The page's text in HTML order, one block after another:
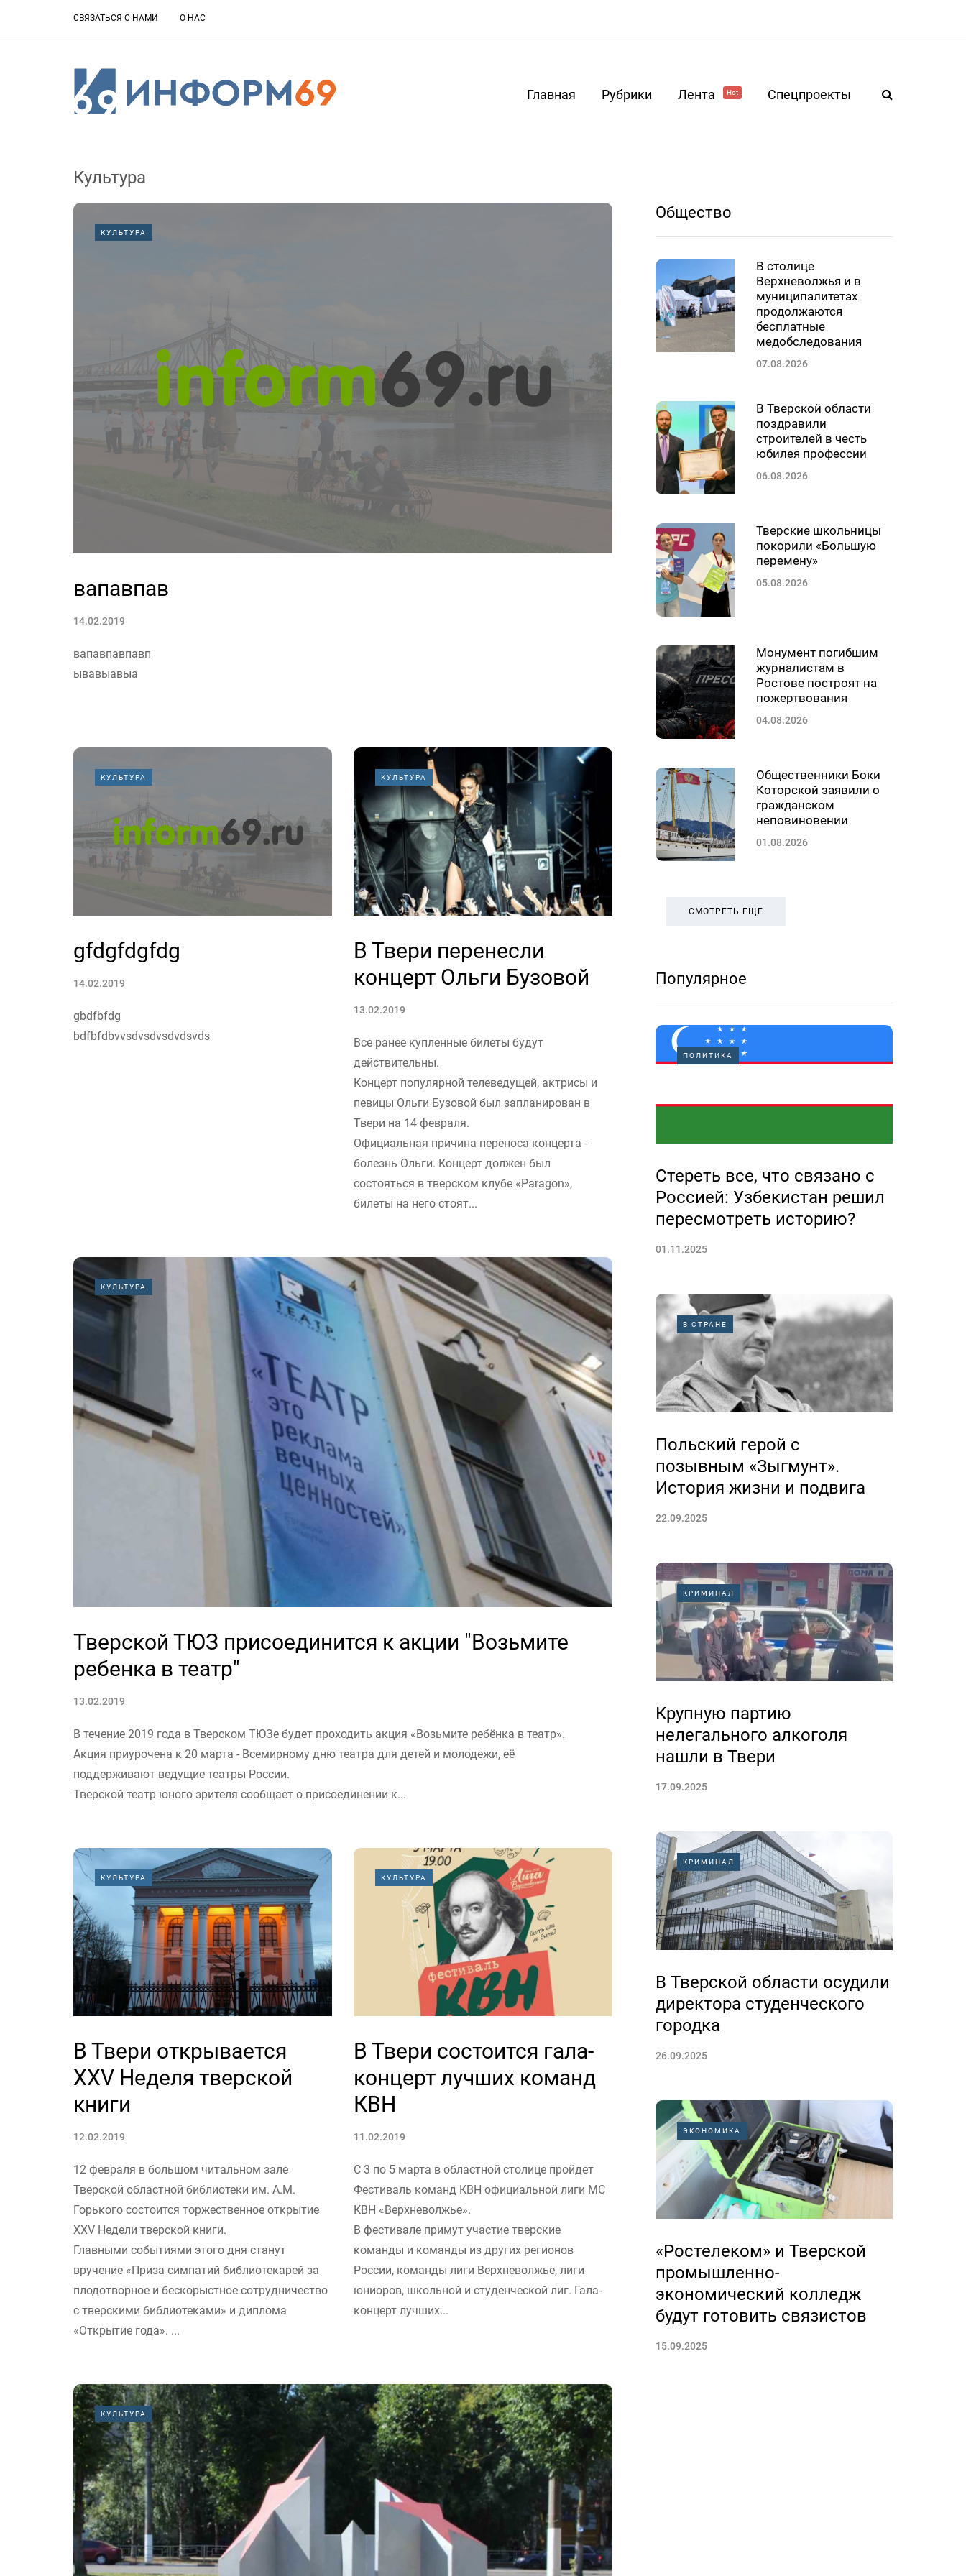
СВЯЗАТЬСЯ С НАМИ О НАС
Главная Рубрики Лента Hot Спецпроекты
Культура
КУЛЬТУРА
вапавпав
14.02.2019
вапавпавпавп
ывавыавыа
КУЛЬТУРА
gfdgfdgfdg
14.02.2019
gbdfbfdg
bdfbfdbvvsdvsdvsdvdsvds
КУЛЬТУРА
В Твери перенесли
концерт Ольги Бузовой
13.02.2019
Все ранее купленные билеты будут
действительны.
Концерт популярной телеведущей, актрисы и
певицы Ольги Бузовой был запланирован в
Твери на 14 февраля.
Официальная причина переноса концерта -
болезнь Ольги. Концерт должен был
состояться в тверском клубе «Paragon»,
билеты на него стоят...
КУЛЬТУРА
Тверской ТЮЗ присоединится к акции "Возьмите
ребенка в театр"
13.02.2019
В течение 2019 года в Тверском ТЮЗе будет проходить акция «Возьмите ребёнка в театр».
Акция приурочена к 20 марта - Всемирному дню театра для детей и молодежи, её
поддерживают ведущие театры России.
Тверской театр юного зрителя сообщает о присоединении к...
КУЛЬТУРА
В Твери открывается
XXV Неделя тверской
книги
12.02.2019
12 февраля в большом читальном зале
Тверской областной библиотеки им. А.М.
Горького состоится торжественное открытие
XXV Недели тверской книги.
Главными событиями этого дня станут
вручение «Приза симпатий библиотекарей за
плодотворное и бескорыстное сотрудничество
с тверскими библиотеками» и диплома
«Открытие года». ...
КУЛЬТУРА
В Твери состоится гала-
концерт лучших команд
КВН
11.02.2019
С 3 по 5 марта в областной столице пройдет
Фестиваль команд КВН официальной лиги МС
КВН «Верхневолжье».
В фестивале примут участие тверские
команды и команды из других регионов
России, команды лиги Верхневолжье, лиги
юниоров, школьной и студенческой лиг. Гала-
концерт лучших...
КУЛЬТУРА
Общество
В столице
Верхневолжья и в
муниципалитетах
продолжаются
бесплатные
медобследования
07.08.2026
В Тверской области
поздравили
строителей в честь
юбилея профессии
06.08.2026
Тверские школьницы
покорили «Большую
перемену»
05.08.2026
Монумент погибшим
журналистам в
Ростове построят на
пожертвования
04.08.2026
Общественники Боки
Которской заявили о
гражданском
неповиновении
01.08.2026
СМОТРЕТЬ ЕЩЕ
Популярное
ПОЛИТИКА
Стереть все, что связано с
Россией: Узбекистан решил
пересмотреть историю?
01.11.2025
В СТРАНЕ
Польский герой с
позывным «Зыгмунт».
История жизни и подвига
22.09.2025
КРИМИНАЛ
Крупную партию
нелегального алкоголя
нашли в Твери
17.09.2025
КРИМИНАЛ
В Тверской области осудили
директора студенческого
городка
26.09.2025
ЭКОНОМИКА
«Ростелеком» и Тверской
промышленно-
экономический колледж
будут готовить связистов
15.09.2025